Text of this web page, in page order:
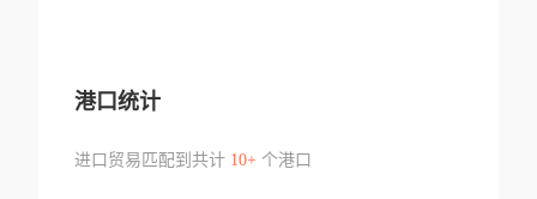
港口统计
进口贸易匹配到共计 10+个港口